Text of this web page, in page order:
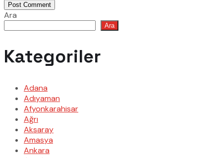
Post Comment
Ara
Ara
Kategoriler
Adana
Adıyaman
Afyonkarahisar
Ağrı
Aksaray
Amasya
Ankara